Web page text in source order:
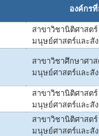
องค์กร
สาขาวิชานิติศาสต
มนุษย์ศาสตร์และสั
สาขาวิชาศึกษาศา
มนุษย์ศาสตร์และสั
สาขาวิชานิติศาสต
มนุษย์ศาสตร์และสั
สาขาวิชานิติศาสต
มนุษย์ศาสตร์และสั